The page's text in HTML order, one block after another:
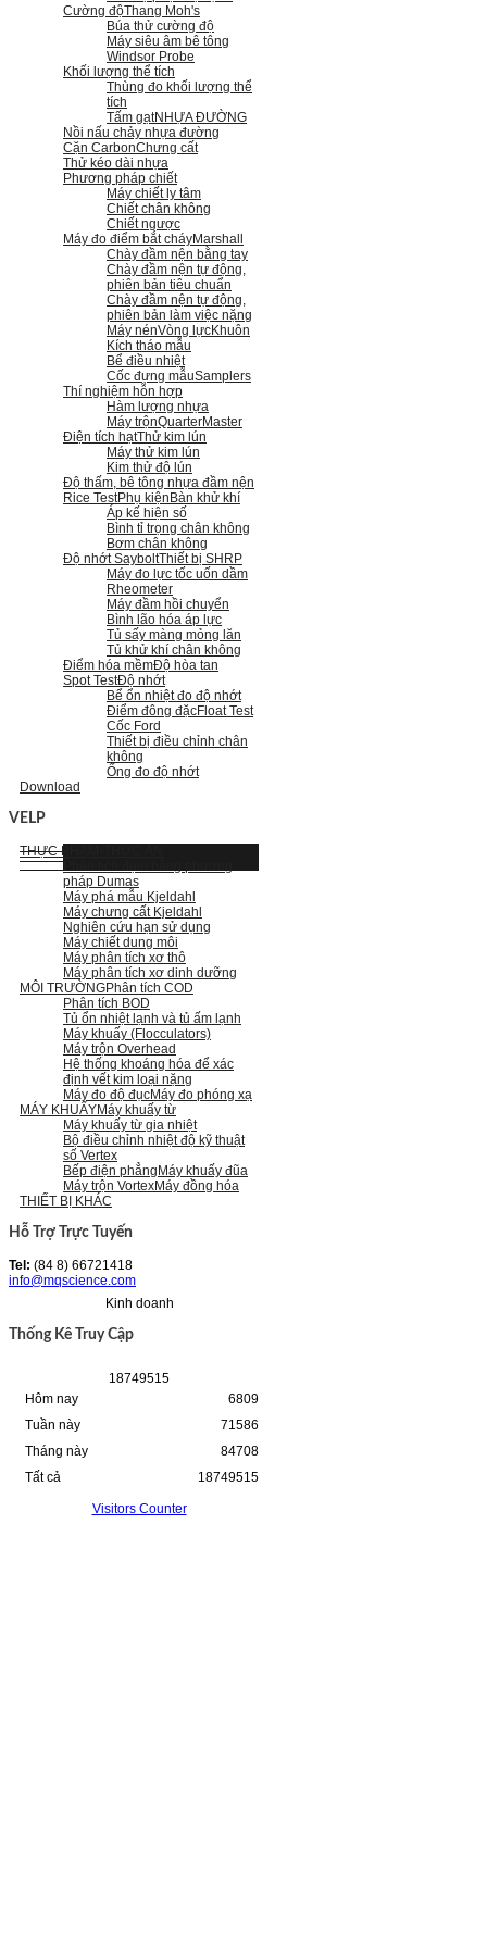
Cường độThang Moh's
Búa thử cường độ
Máy siêu âm bê tông
Windsor Probe
Khối lượng thể tích
Thùng đo khối lượng thể
tích
Tấm gạtNHỰA ĐƯỜNG
Nồi nấu chảy nhựa đường
Cặn CarbonChưng cất
Thử kéo dài nhựa
Phương pháp chiết
Máy chiết ly tâm
Chiết chân không
Chiết ngược
Máy đo điểm bắt cháyMarshall
Chày đầm nện bằng tay
Chày đầm nện tự động,
phiên bản tiêu chuẩn
Chày đầm nện tự động,
phiên bản làm việc nặng
Máy nénVòng lựcKhuôn
Kích tháo mẫu
Bể điều nhiệt
Cốc đựng mẫuSamplers
Thí nghiệm hỗn hợp
Hàm lượng nhựa
Máy trộnQuarterMaster
Điện tích hạtThử kim lún
Máy thử kim lún
Kim thử độ lún
Độ thấm, bê tông nhựa đầm nện
Rice TestPhụ kiện Bàn khử khí
Áp kế hiện số
Bình tỉ trọng chân không
Bơm chân không
Độ nhớt SayboltThiết bị SHRP
Máy đo lực tốc uốn dầm
Rheometer
Máy đầm hồi chuyển
Bình lão hóa áp lực
Tủ sấy màng mỏng lăn
Tủ khử khí chân không
Điểm hóa mềmĐộ hòa tan
Spot TestĐộ nhớt
Bể ổn nhiệt đo độ nhớt
Điểm đông đặcFloat Test
Cốc Ford
Thiết bị điều chỉnh chân
không
Ống đo độ nhớt
Download
VELP
THỰC PHẨM-THỨC ĂN
pháp Dumas
Máy phá mẫu Kjeldahl
Máy chưng cất Kjeldahl
Nghiên cứu hạn sử dụng
Máy chiết dung môi
Máy phân tích xơ thô
Máy phân tích xơ dinh dưỡng
MÔI TRƯỜNGPhân tích COD
Phân tích BOD
Tủ ổn nhiệt lạnh và tủ ấm lạnh
Máy khuấy (Flocculators)
Máy trộn Overhead
Hệ thống khoáng hóa để xác
định vết kim loại nặng
Máy đo độ đụcMáy đo phóng xạ
MÁY KHUẤYMáy khuấy từ
Máy khuấy từ gia nhiệt
Bộ điều chỉnh nhiệt độ kỹ thuật
số Vertex
Bếp điện phẳng Máy khuấy đũa
Máy trộn VortexMáy đồng hóa
THIẾT BỊ KHÁC
Hỗ Trợ Trực Tuyến
Tel: (84 8) 66721418
info@mqscience.com
Kinh doanh
Thống Kê Truy Cập
18749515
Hôm nay
Tuần này
Tháng này
Tất cả
6809
71586
84708
18749515
Visitors Counter